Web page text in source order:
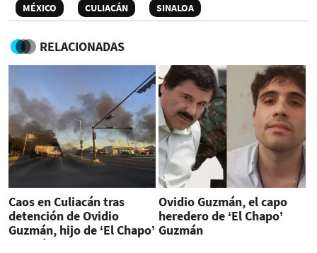
MÉXICO
CULIACÁN SINALOA
RELACIONADAS
Caos en Culiacán tras
detención de Ovidio
Guzmán, hijo de ‘El Chapo’
Guzmán
Ovidio Guzmán, el capo
heredero de ‘El Chapo’
Guzmán